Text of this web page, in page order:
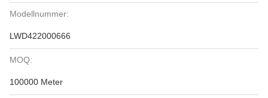
Modellnummer:
LWD422000666
MOQ:
100000 Meter